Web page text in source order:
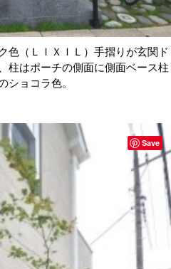
（ＬＩＸＩＬ）手摺りが玄関ド
柱はポーチの側面に側面ベース柱
ショコラ色。
Save